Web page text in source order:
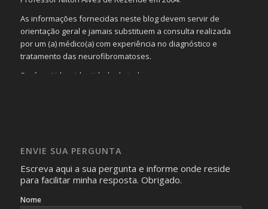
As informações fornecidas neste blog devem servir de
orientação geral e jamais substituem a consulta realizada
por um (a) médico(a) com experiência no diagnóstico e
tratamento das neurofibromatoses.
Será omitida a identidade de todas as pessoas que
identificação da pessoa fotografada.
ENVIE SUA PERGUNTA
Escreva aqui a sua pergunta e informe onde reside
para facilitar minha resposta. Obrigado.
Nome